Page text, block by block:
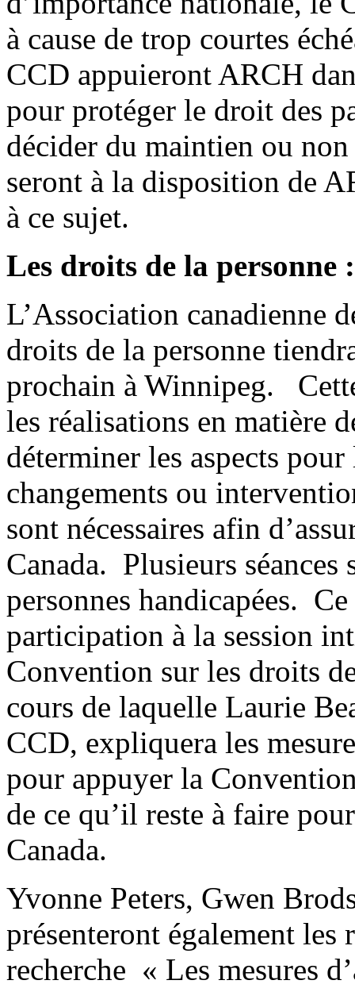
à cause de trop courtes
CCD appuieront ARCH
pour protéger le droit des
décider du maintien ou
seront à la disposition de
à ce sujet.
Les droits de la personne
L’Association canadienne
droits de la personne
prochain à Winnipeg.
les réalisations en matière
déterminer les aspects
changements ou
sont nécessaires afin
Canada. Plusieurs séances
personnes handicapées.
participation à la session
Convention sur les droits
cours de laquelle Laurie
CCD, expliquera les
pour appuyer la
de ce qu’il reste à faire
Canada.
Yvonne Peters, Gwen
présenteront également les
recherche « Les mesures